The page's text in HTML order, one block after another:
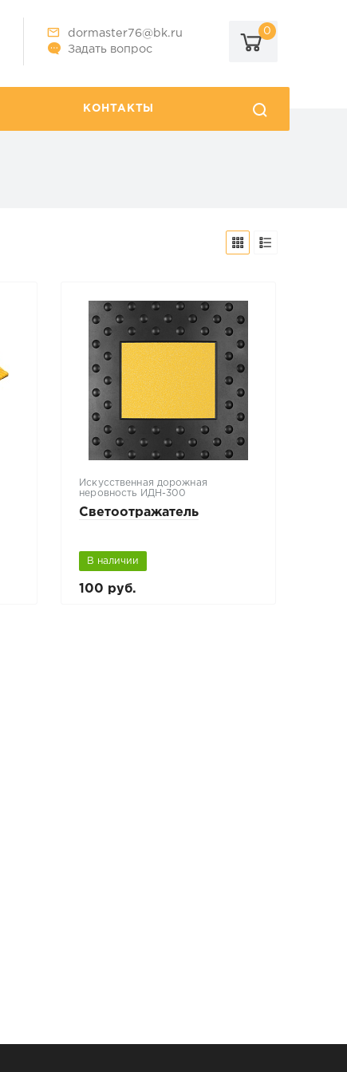
dormaster76@bk.ru
Задать вопрос
0
КОНТАКТЫ
Искусственная дорожная
неровность ИДН-300
Светоотражатель
В наличии
100 руб.